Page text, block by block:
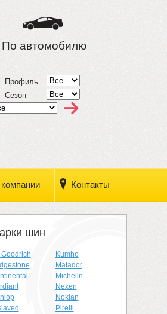
По автомобилю
Профиль
Сезон
Контакты
шин
Goodrich
Kumho
Matador
Michelin
Nexen
Nokian
Pirelli